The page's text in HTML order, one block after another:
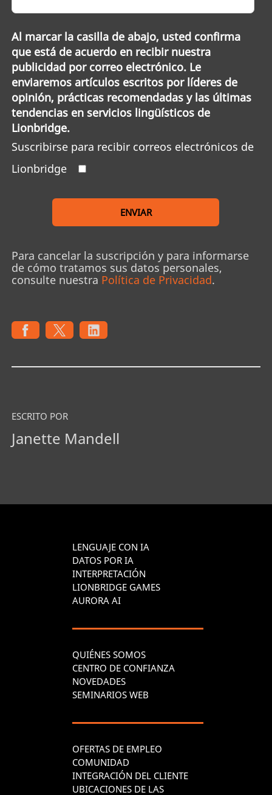
Al marcar la casilla de abajo, usted confirma
que está de acuerdo en recibir nuestra
publicidad por correo electrónico. Le
enviaremos artículos escritos por líderes de
opinión, prácticas recomendadas y las últimas
tendencias en servicios lingüísticos de
Lionbridge.
Suscribirse para recibir correos electrónicos de
Lionbridge
ENVIAR
Para cancelar la suscripción y para informarse
de cómo tratamos sus datos personales,
consulte nuestra Política de Privacidad.
ESCRITO POR
Janette Mandell
LENGUAJE CON IA
DATOS POR IA
INTERPRETACIÓN
LIONBRIDGE GAMES
AURORA AI
QUIÉNES SOMOS
CENTRO DE CONFIANZA
NOVEDADES
SEMINARIOS WEB
OFERTAS DE EMPLEO
COMUNIDAD
INTEGRACIÓN DEL CLIENTE
UBICACIONES DE LAS